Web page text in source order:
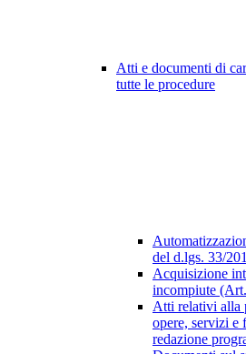
Atti e documenti di
tutte le procedure
del d.lgs. 33/
Acquisizione
incompiute
Atti relativi alla
opere, servizi e
redazione